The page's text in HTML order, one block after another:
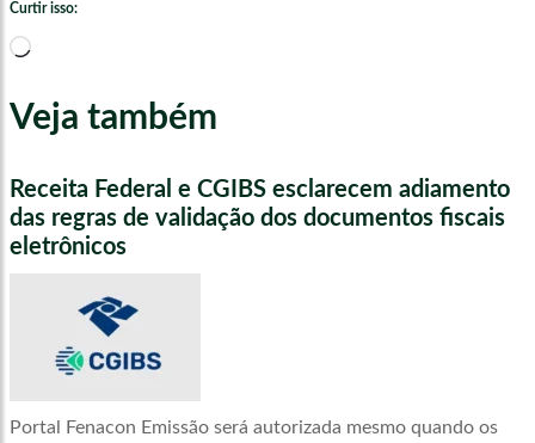
Curtir isso:
Carregando...
Veja também
Receita Federal e CGIBS esclarecem adiamento
das regras de validação dos documentos fiscais
eletrônicos
Portal Fenacon Emissão será autorizada mesmo quando os